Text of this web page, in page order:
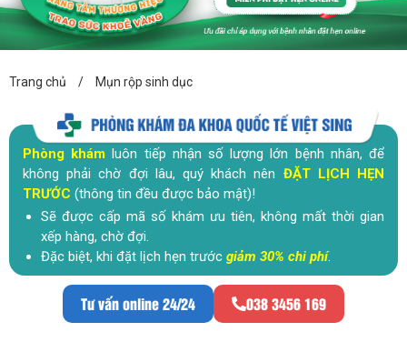
Trang chủ / Mụn rộp sinh dục
Phòng khám luôn tiếp nhận số lượng lớn bệnh nhân, để
không phải chờ đợi lâu, quý khách nên ĐẶT LỊCH HẸN
TRƯỚC (thông tin đều được bảo mật)!
Sẽ được cấp mã số khám ưu tiên, không mất thời gian
xếp hàng, chờ đợi.
Đặc biệt, khi đặt lịch hẹn trước giảm 30% chi phí.
Tư vấn online 24/24 038 3456 169